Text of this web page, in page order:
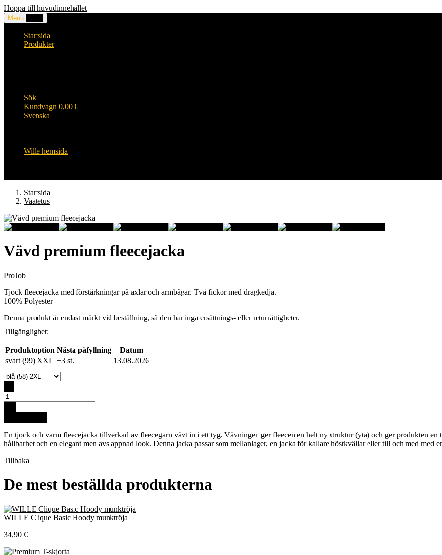
Hoppa till huvudinnehållet
Menu
Startsida
Produkter
Sök
Kundvagn 0,00 €
Svenska
Wille hemsida
Startsida
Vaatetus
Vävd premium fleecejacka
ProJob
Tjock fleecejacka med förstärkningar på axlar och armbågar. Två fickor med dragkedja.
100% Polyester
Denna produkt är endast märkt vid beställning, så den har inga ersättnings- eller returrättigheter.
Tillgänglighet:
Produktoption Nästa påfyllning
Datum
svart (99) XXL +3 st. 13.08.2026
En tjock och varm fleecejacka tillverkad av fleecegarn vävt in i ett tyg. Vävningen ger fleecen en helt ny struktur (yta) och ger produkten en
hållbarhet och en elegant men avslappnad look. Denna jacka passar som mellanlager, en jacka för kallare höstkvällar eller till och med med
Tillbaka
De mest beställda produkterna
WILLE Clique Basic Hoody munktröja
34,90 €